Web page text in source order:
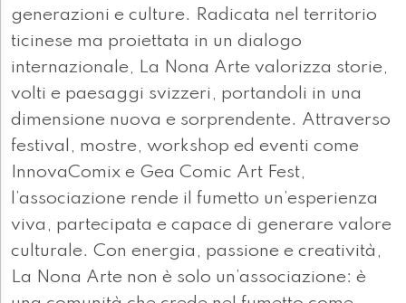
generazioni e culture. Radicata nel territorio
ticinese ma proiettata in un dialogo
internazionale, La Nona Arte valorizza storie,
volti e paesaggi svizzeri, portandoli in una
dimensione nuova e sorprendente. Attraverso
festival, mostre, workshop ed eventi come
InnovaComix e Gea Comic Art Fest,
l’associazione rende il fumetto un’esperienza
viva, partecipata e capace di generare valore
culturale. Con energia, passione e creatività,
La Nona Arte non è solo un’associazione: è